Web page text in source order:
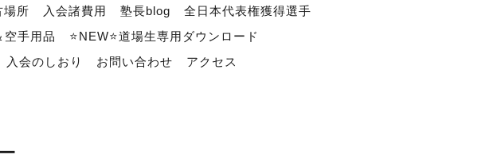
場所 入会諸費用 塾長blog
全日本代表権獲得選手
空手用品
⭐NEW⭐道場生専用ダウンロード
入会のしおり お問い合わせ アクセス